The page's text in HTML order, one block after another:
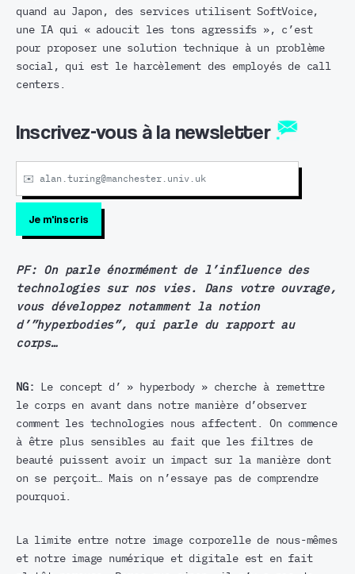
quand au Japon, des services utilisent SoftVoice,
une IA qui « adoucit les tons agressifs », c’est
pour proposer une solution technique à un problème
social, qui est le harcèlement des employés de call
centers.
Inscrivez-vous à la newsletter
PF: On parle énormément de l’influence des
technologies sur nos vies. Dans votre ouvrage,
vous développez notamment la notion
d’”hyperbodies”, qui parle du rapport au
corps…
NG:
Le concept d’ » hyperbody » cherche à remettre
le corps en avant dans notre manière d’observer
comment les technologies nous affectent. On commence
à être plus sensibles au fait que les filtres de
beauté puissent avoir un impact sur la manière dont
on se perçoit… Mais on n’essaye pas de comprendre
pourquoi.
La limite entre notre image corporelle de nous-mêmes
et notre image numérique et digitale est en fait